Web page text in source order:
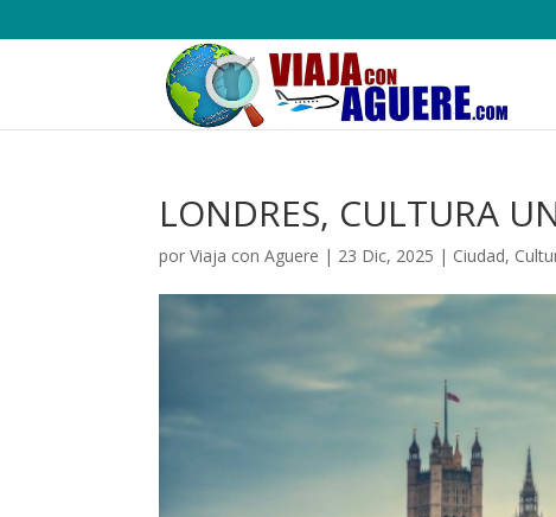
LONDRES, CULTURA
porViaja con Aguere | 23 Dic, 2025 | Ciudad,